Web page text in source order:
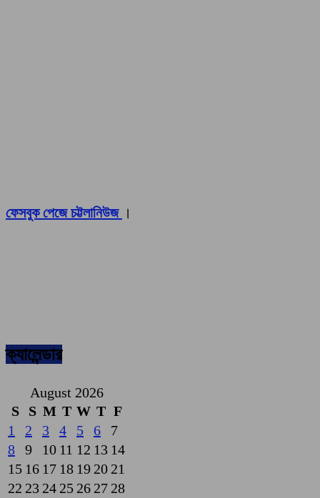
ফেসবুক পেজে চট্টলানিউজ ।
ক্যালেন্ডার
August 2026
S
S M T W T F
1
2 3 4 5 6
7
8
9 10 11 12 13 14
15 16 17 18 19 20 21
22 23 24 25 26 27 28